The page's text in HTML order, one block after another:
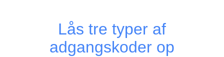
Lås tre typer af
adgangskoder op